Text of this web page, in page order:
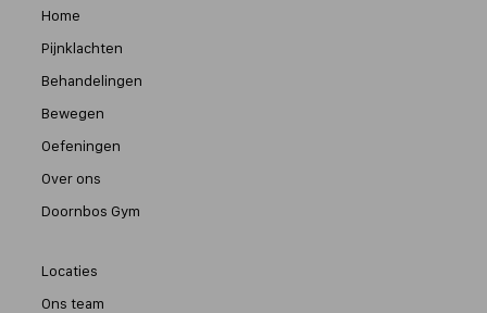
Home
Pijnklachten
Behandelingen
Bewegen
Oefeningen
Over ons
Doornbos Gym
Locaties
Ons team